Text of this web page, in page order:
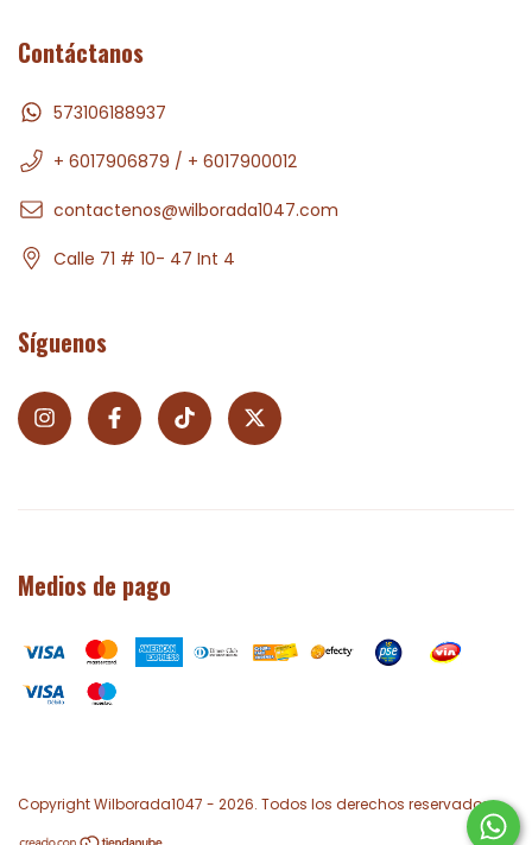
Contáctanos
573106188937
+ 6017906879 / + 6017900012
contactenos@wilborada1047.com
Calle 71 # 10- 47 Int 4
Síguenos
Medios de pago
Copyright Wilborada1047 - 2026. Todos los derechos reservados.